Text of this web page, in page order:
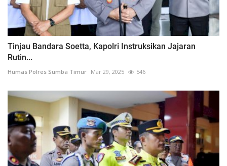
Tinjau Bandara Soetta, Kapolri Instruksikan Jajaran
Rutin...
Humas Polres Sumba Timur Mar 29, 2025 546